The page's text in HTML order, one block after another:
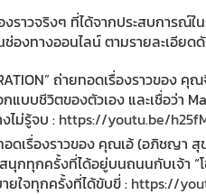
าวจริงๆ ที่ได้จากประสบการณ์ใน
องทางออนไลน์ ตามรายละเอียด
ถ่ายทอดเรื่องราวขอ
บบชีวิตของตัวเอง และเชื่อว่า
ไม่รู้จบ : https://youtu.be/
อดเรื่องราวของ คุณเอ้ (อภิชญา
กทุกครั้งที่ได้อยู่บนถนนกับเจ้า “
ยใจทุกครั้งที่ได้ขับขี่ : https://